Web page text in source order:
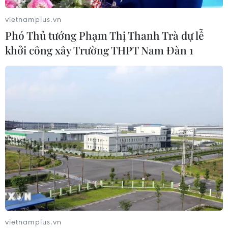
THỦY
Sở hữu trí tuệ
Quy định sử dụng
RSS
Hỗ trợ
Ngôn ngữ
TTXVN
Dịch vụ tin
Quảng cáo
vietnamplus.vn
Phó Thủ tướng Phạm Thị Thanh Trà dự lễ
khởi công xây Trường THPT Nam Đàn 1
vietnamplus.vn